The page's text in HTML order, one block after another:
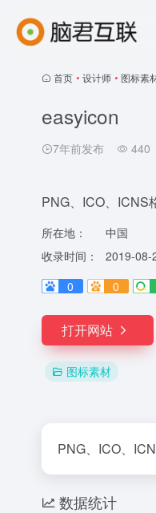
首页 • 设计师 • 图标素
easyicon
7年前发布 440
PNG、ICO、ICNS
所在地：
中国
收录时间：
2019-08-
0
0
打开网站
图标素材
PNG、ICO、
数据统计